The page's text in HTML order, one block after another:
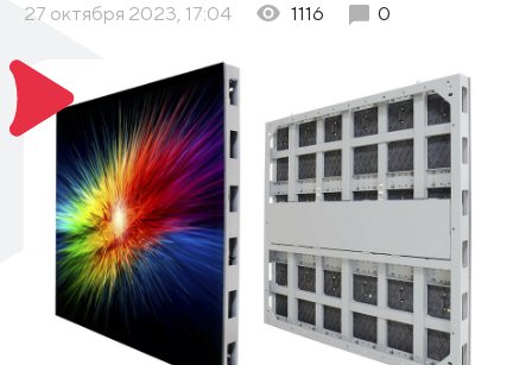
27 октября 2023, 17:04 1116 0